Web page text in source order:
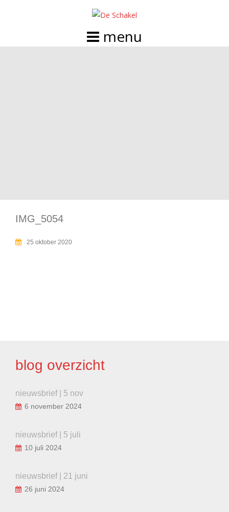
IMG_5054
25 oktober 2020
blog overzicht
nieuwsbrief | 5 nov
6 november 2024
nieuwsbrief | 5 juli
10 juli 2024
nieuwsbrief | 21 juni
26 juni 2024